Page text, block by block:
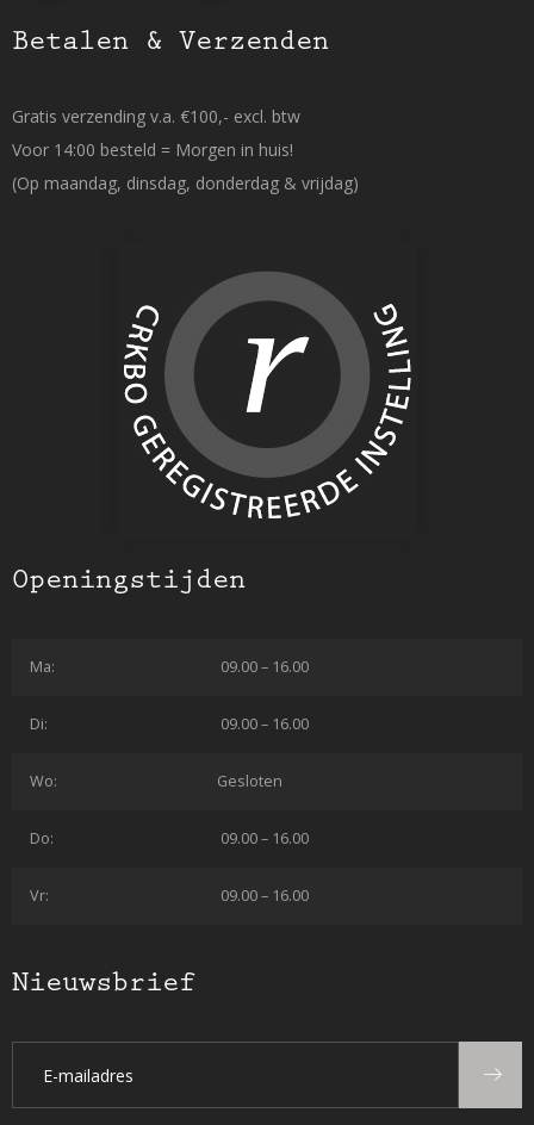
Betalen & Verzenden
Gratis verzending v.a. €100,- excl. btw
Voor 14:00 besteld = Morgen in huis!
(Op maandag, dinsdag, donderdag & vrijdag)
Openingstijden
Ma: 09.00 – 16.00
Di: 09.00 – 16.00
Wo: Gesloten
Do: 09.00 – 16.00
Vr: 09.00 – 16.00
Nieuwsbrief